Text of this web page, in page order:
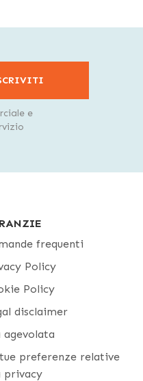
e
frequenti
Policy
Policy
disclaimer
agevolata
preferenze relative
privacy